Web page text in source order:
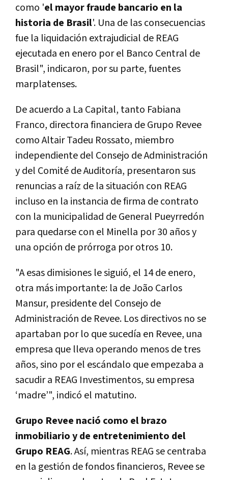
como 'el mayor fraude bancario en la
historia de Brasil'. Una de las consecuencias
fue la liquidación extrajudicial de REAG
ejecutada en enero por el Banco Central de
Brasil", indicaron, por su parte, fuentes
marplatenses.
De acuerdo a La Capital, tanto Fabiana
Franco, directora financiera de Grupo Revee
como Altair Tadeu Rossato, miembro
independiente del Consejo de Administración
y del Comité de Auditoría, presentaron sus
renuncias a raíz de la situación con REAG
incluso en la instancia de firma de contrato
con la municipalidad de General Pueyrredón
para quedarse con el Minella por 30 años y
una opción de prórroga por otros 10.
"A esas dimisiones le siguió, el 14 de enero,
otra más importante: la de João Carlos
Mansur, presidente del Consejo de
Administración de Revee. Los directivos no se
apartaban por lo que sucedía en Revee, una
empresa que lleva operando menos de tres
años, sino por el escándalo que empezaba a
sacudir a REAG Investimentos, su empresa
‘madre’", indicó el matutino.
Grupo Revee nació como el brazo
inmobiliario y de entretenimiento del
Grupo REAG. Así, mientras REAG se centraba
en la gestión de fondos financieros, Revee se